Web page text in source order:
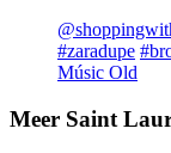
#zaradupe
Músic Old
Meer Saint